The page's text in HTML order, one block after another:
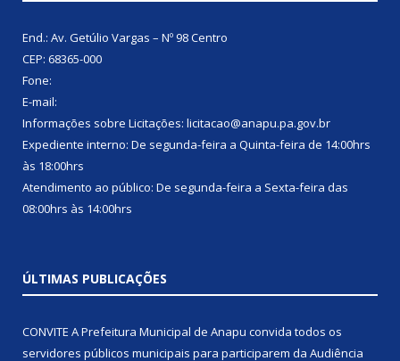
End.: Av. Getúlio Vargas – Nº 98 Centro
CEP: 68365-000
Fone:
E-mail:
Informações sobre Licitações: licitacao@anapu.pa.gov.br
Expediente interno: De segunda-feira a Quinta-feira de 14:00hrs
às 18:00hrs
Atendimento ao público: De segunda-feira a Sexta-feira das
08:00hrs às 14:00hrs
ÚLTIMAS PUBLICAÇÕES
CONVITE A Prefeitura Municipal de Anapu convida todos os
servidores públicos municipais para participarem da Audiência